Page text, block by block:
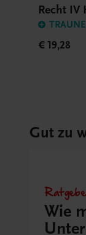
Recht IV
€ 19,28
Gut zu
Wie